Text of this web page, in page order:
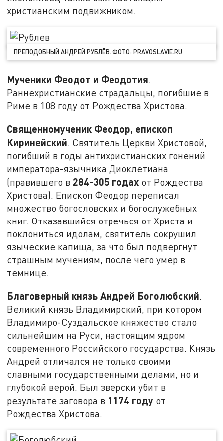
христианским подвижником.
ПРЕПОДОБНЫЙ АНДРЕЙ РУБЛЁВ. ФОТО: PRAVOSLAVIE.RU
Мученики Феодот и Феодотия.
Раннехристианские страдальцы, погибшие в
Риме в 108 году от Рождества Христова.
Священномученик Феодор, епископ
Киринейский. Святитель Церкви Христовой,
погибший в годы антихристианских гонений
императора-язычника Диоклетиана
(правившего в 284-305 годах от Рождества
Христова). Епископ Феодор переписал
множество богословских и богослужебных
книг. Отказавшийся отречься от Христа и
поклониться идолам, святитель сокрушил
языческие капища, за что был подвергнут
страшным мучениям, после чего умер в
темнице.
Благоверный князь Андрей Боголюбский.
Великий князь Владимирский, при котором
Владимиро-Суздальское княжество стало
сильнейшим на Руси, настоящим ядром
современного Российского государства. Князь
Андрей отличался не только своими
славными государственными делами, но и
глубокой верой. Был зверски убит в
результате заговора в 1174 году от
Рождества Христова.